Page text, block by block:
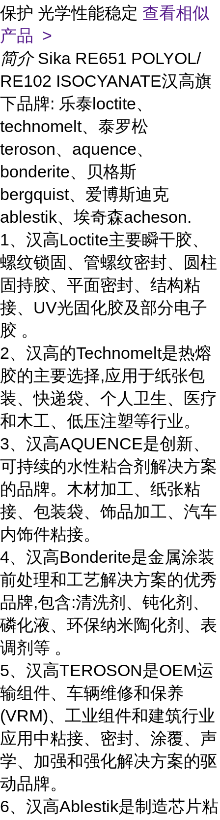
保护 光学性能稳定 查看相似
产品 >
简介 Sika RE651 POLYOL/
RE102 ISOCYANATE汉高旗
下品牌: 乐泰loctite、
technomelt、泰罗松
teroson、aquence、
bonderite、贝格斯
bergquist、爱博斯迪克
ablestik、埃奇森acheson.
1、汉高Loctite主要瞬干胶、
螺纹锁固、管螺纹密封、圆柱
固持胶、平面密封、结构粘
接、UV光固化胶及部分电子
胶 。
2、汉高的Technomelt是热熔
胶的主要选择,应用于纸张包
装、快递袋、个人卫生、医疗
和木工、低压注塑等行业。
3、汉高AQUENCE是创新、
可持续的水性粘合剂解决方案
的品牌。木材加工、纸张粘
接、包装袋、饰品加工、汽车
内饰件粘接。
4、汉高Bonderite是金属涂装
前处理和工艺解决方案的优秀
品牌,包含:清洗剂、钝化剂、
磷化液、环保纳米陶化剂、表
调剂等 。
5、汉高TEROSON是OEM运
输组件、车辆维修和保养
(VRM)、工业组件和建筑行业
应用中粘接、密封、涂覆、声
学、加强和强化解决方案的驱
动品牌。
6、汉高Ablestik是制造芯片粘